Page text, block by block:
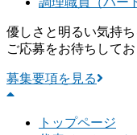
優しさと明るい気持
ご応募をお待ちしてお
募集要項を見る
トップページ